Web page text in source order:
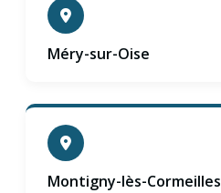
Méry-sur-Oise
Montigny-lès-Cormeilles